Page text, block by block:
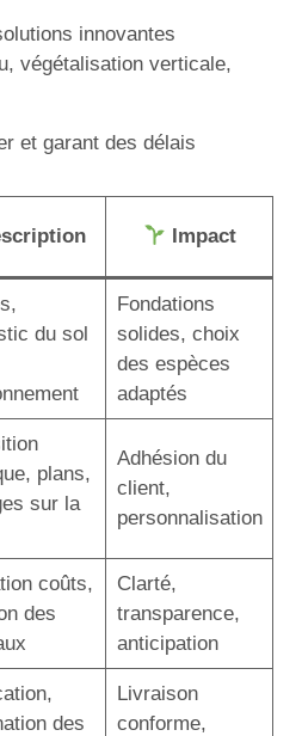
innovantes
végétalisation verticale,
et garant des délais
Impact
du sol
Fondations
solides, choix
des espèces
adaptés
plans,
sur la
Adhésion du
client,
personnalisation
coûts,
des
Clarté,
transparence,
anticipation
des
Livraison
conforme,